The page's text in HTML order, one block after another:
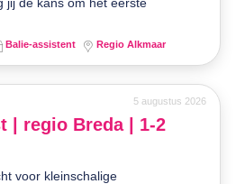
Balie-assistent Regio Alkmaar
5 augustus 2026
| regio Breda | 1-2
voor kleinschalige